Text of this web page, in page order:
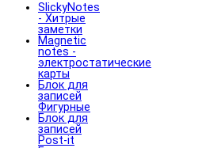
SlickyNotes
- Хитрые
заметки
Magnetic
notes -
электростатические
карты
Блок для
записей
Фигурные
Блок для
записей
Post-it